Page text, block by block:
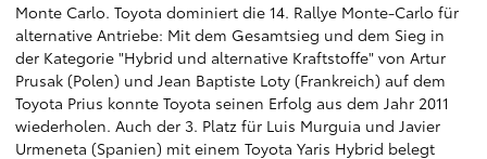
Monte Carlo. Toyota dominiert die 14. Rallye Monte-Carlo für
alternative Antriebe: Mit dem Gesamtsieg und dem Sieg in
der Kategorie "Hybrid und alternative Kraftstoffe" von Artur
Prusak (Polen) und Jean Baptiste Loty (Frankreich) auf dem
Toyota Prius konnte Toyota seinen Erfolg aus dem Jahr 2011
wiederholen. Auch der 3. Platz für Luis Murguia und Javier
Urmeneta (Spanien) mit einem Toyota Yaris Hybrid belegt